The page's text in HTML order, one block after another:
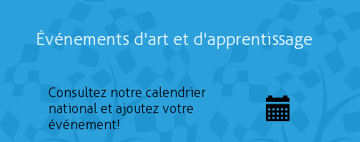
Événements d'art et d'apprentissage
Consultez notre calendrier
national et ajoutez votre
événement!